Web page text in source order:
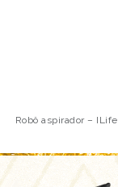
Robô aspirador – ILife